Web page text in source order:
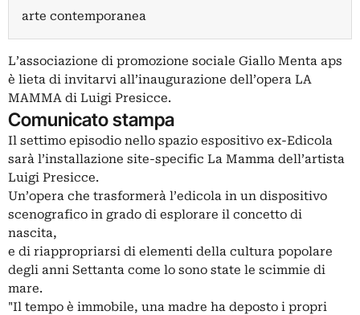
arte contemporanea
L’associazione di promozione sociale Giallo Menta aps
è lieta di invitarvi all’inaugurazione dell’opera LA
MAMMA di Luigi Presicce.
Comunicato stampa
Il settimo episodio nello spazio espositivo ex-Edicola
sarà l’installazione site-specific La Mamma dell’artista
Luigi Presicce.
Un’opera che trasformerà l’edicola in un dispositivo
scenografico in grado di esplorare il concetto di
nascita,
e di riappropriarsi di elementi della cultura popolare
degli anni Settanta come lo sono state le scimmie di
mare.
"Il tempo è immobile, una madre ha deposto i propri